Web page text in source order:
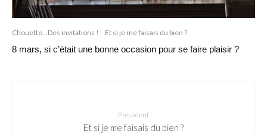
Chouette...Des invitations ! Et si je me faisais du bien ?
8 mars, si c’était une bonne occasion pour se faire plaisir ?
Précédent
Et si je me faisais du bien ?